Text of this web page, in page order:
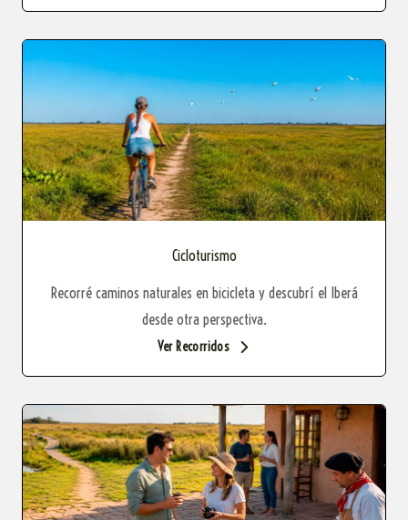
Cicloturismo
Recorré caminos naturales en bicicleta y descubrí el Iberá
desde otra perspectiva.
Ver Recorridos